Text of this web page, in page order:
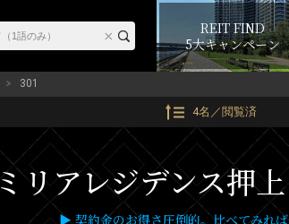
REIT FIND
5大キャンペーン
301
4名／閲覧済
ミリアレジデンス押
▶ 契約金のお得さ圧倒的。比べてみれ